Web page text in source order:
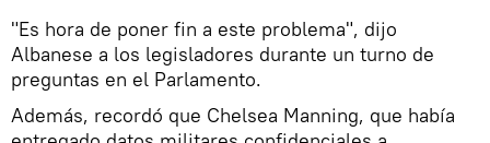
"Es hora de poner fin a este problema", dijo
Albanese a los legisladores durante un turno de
preguntas en el Parlamento.
Además, recordó que Chelsea Manning, que había